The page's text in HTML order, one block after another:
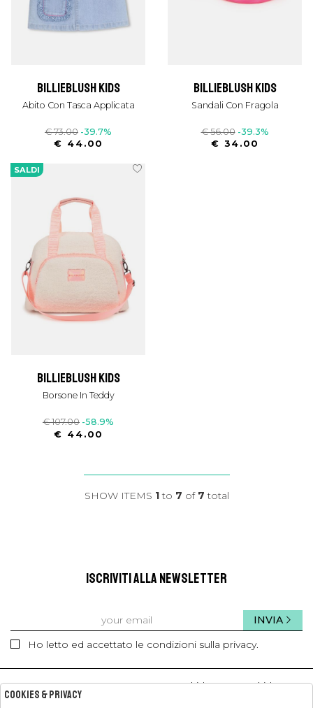
billieblush kids
Abito Con Tasca Applicata
€ 73.00 -39.7%
€ 44.00
billieblush kids
Sandali Con Fragola
€ 56.00 -39.3%
€ 34.00
SALDI
billieblush kids
Borsone In Teddy
€ 107.00 -58.9%
€ 44.00
SHOW ITEMS 1to 7 of 7 total
ISCRIVITI ALLA NEWSLETTER
Ho letto ed accettato le condizioni sulla privacy.
INVIA
kids kids
Cookies & Privacy